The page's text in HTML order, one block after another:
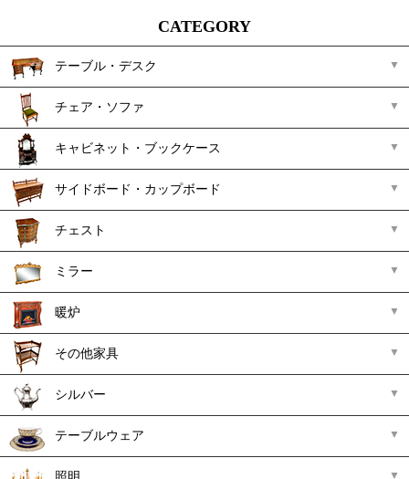
CATEGORY
テーブル・デスク
チェア・ソファ
キャビネット・ブックケース
サイドボード・カップボード
チェスト
ミラー
暖炉
その他家具
シルバー
テーブルウェア